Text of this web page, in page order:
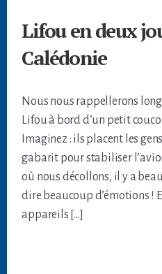
Lifou en deux
Calédonie
Nous nous rappellerons
Lifou à bord d’un petit
Imaginez : ils placent les
gabarit pour stabiliser
où nous décollons, il y a
dire beaucoup d’émotions !
appareils […]